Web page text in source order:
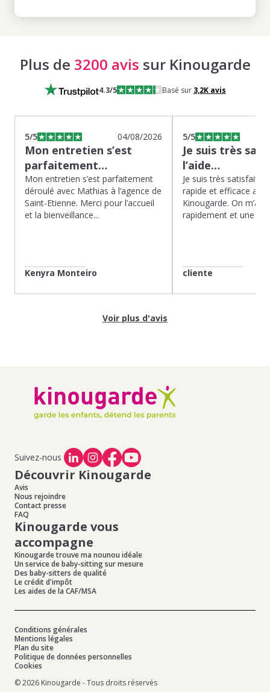
Plus de 3200 avis sur Kinougarde
4.3/5 Basé sur 3,2Kavis
5/5 04/08/2026
Mon entretien s’est
parfaitement…
Mon entretien s’est parfaitement
déroulé avec Mathias à l’agence de
Saint-Etienne. Merci pour l’accueil
et la bienveillance...
Kenyra Monteiro
5/5
Je suis très
l’aide…
Je suis très satisfaite
rapide et efficace
Kinougarde. On m’a
rapidement et une
cliente
Voir plus d'avis
Suivez-nous
Découvrir Kinougarde
Avis
Nous rejoindre
Contact presse
FAQ
Kinougarde vous
accompagne
Kinougarde trouve ma nounou idéale
Un service de baby-sitting sur mesure
Des baby-sitters de qualité
Le crédit d'impôt
Les aides de la CAF/MSA
Conditions générales
Mentions légales
Plan du site
Politique de données personnelles
Cookies
© 2026 Kinougarde - Tous droits réservés